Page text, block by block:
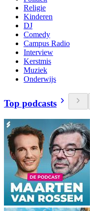
Religie
Kinderen
DJ
Comedy
Campus Radio
Interview
Kerstmis
Muziek
Onderwijs
Top podcasts